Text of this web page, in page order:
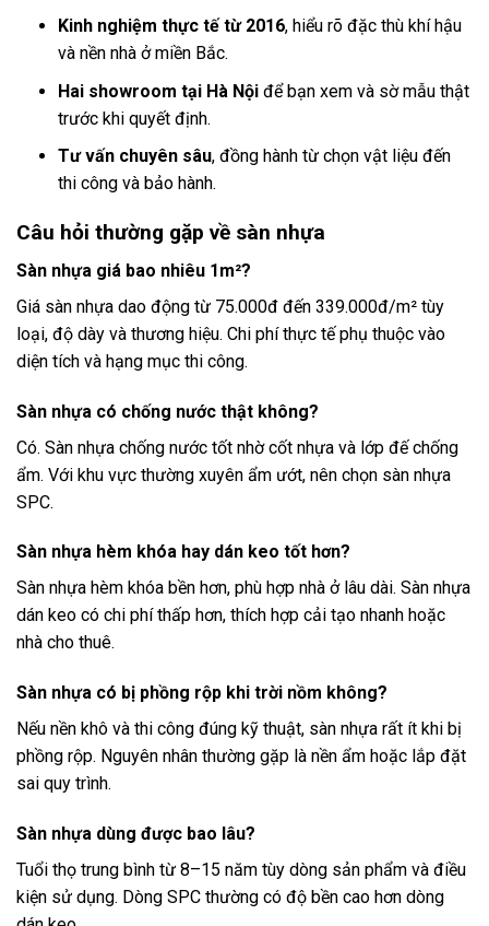
Kinh nghiệm thực tế từ 2016, hiểu rõ đặc thù khí hậu
và nền nhà ở miền Bắc.
Hai showroom tại Hà Nội để bạn xem và sờ mẫu thật
trước khi quyết định.
Tư vấn chuyên sâu, đồng hành từ chọn vật liệu đến
thi công và bảo hành.
Câu hỏi thường gặp về sàn nhựa
Sàn nhựa giá bao nhiêu 1m²?
Giá sàn nhựa dao động từ 75.000đ đến 339.000đ/m² tùy
loại, độ dày và thương hiệu. Chi phí thực tế phụ thuộc vào
diện tích và hạng mục thi công.
Sàn nhựa có chống nước thật không?
Có. Sàn nhựa chống nước tốt nhờ cốt nhựa và lớp đế chống
ẩm. Với khu vực thường xuyên ẩm ướt, nên chọn sàn nhựa
SPC.
Sàn nhựa hèm khóa hay dán keo tốt hơn?
Sàn nhựa hèm khóa bền hơn, phù hợp nhà ở lâu dài. Sàn nhựa
dán keo có chi phí thấp hơn, thích hợp cải tạo nhanh hoặc
nhà cho thuê.
Sàn nhựa có bị phồng rộp khi trời nồm không?
Nếu nền khô và thi công đúng kỹ thuật, sàn nhựa rất ít khi bị
phồng rộp. Nguyên nhân thường gặp là nền ẩm hoặc lắp đặt
sai quy trình.
Sàn nhựa dùng được bao lâu?
Tuổi thọ trung bình từ 8–15 năm tùy dòng sản phẩm và điều
kiện sử dụng. Dòng SPC thường có độ bền cao hơn dòng